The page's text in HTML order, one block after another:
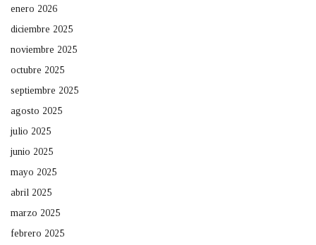
enero 2026
diciembre 2025
noviembre 2025
octubre 2025
septiembre 2025
agosto 2025
julio 2025
junio 2025
mayo 2025
abril 2025
marzo 2025
febrero 2025